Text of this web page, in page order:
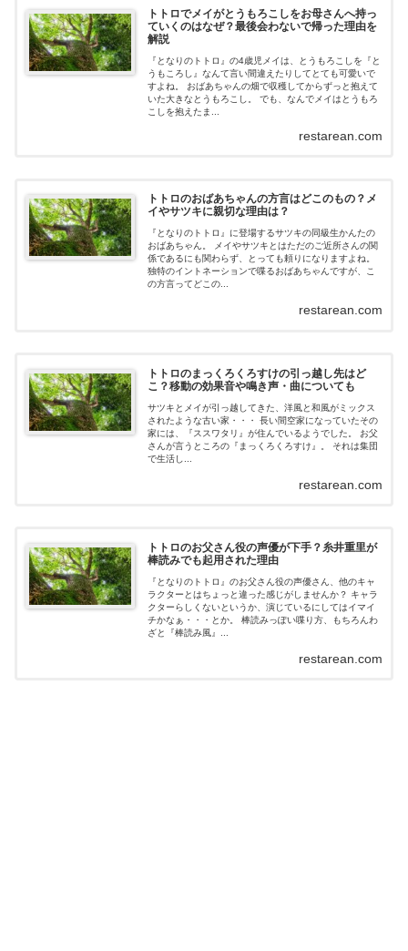
トトロでメイがとうもろこしをお母さんへ持っ
ていくのはなぜ？最後会わないで帰った理由を
解説
『となりのトトロ』の4歳児メイは、とうもろこしを『と
うもころし』なんて言い間違えたりしてとても可愛いで
すよね。 おばあちゃんの畑で収穫してからずっと抱えて
いた大きなとうもろこし。 でも、なんでメイはとうもろ
こしを抱えたま...
restarean.com
トトロのおばあちゃんの方言はどこのもの？メ
イやサツキに親切な理由は？
『となりのトトロ』に登場するサツキの同級生かんたの
おばあちゃん。 メイやサツキとはただのご近所さんの関
係であるにも関わらず、とっても頼りになりますよね。
独特のイントネーションで喋るおばあちゃんですが、こ
の方言ってどこの...
restarean.com
トトロのまっくろくろすけの引っ越し先はど
こ？移動の効果音や鳴き声・曲についても
サツキとメイが引っ越してきた、洋風と和風がミックス
されたような古い家・・・ 長い間空家になっていたその
家には、『ススワタリ』が住んでいるようでした。 お父
さんが言うところの『まっくろくろすけ』。 それは集団
で生活し...
restarean.com
トトロのお父さん役の声優が下手？糸井重里が
棒読みでも起用された理由
『となりのトトロ』のお父さん役の声優さん、他のキャ
ラクターとはちょっと違った感じがしませんか？ キャラ
クターらしくないというか、演じているにしてはイマイ
チかなぁ・・・とか。 棒読みっぽい喋り方、もちろんわ
ざと『棒読み風』...
restarean.com